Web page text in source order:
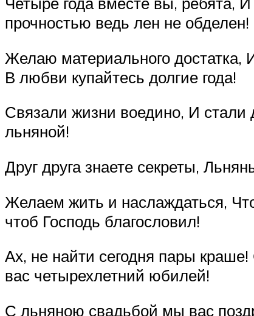
прочностью ведь лен не обделен!
Желаю материального достатка,
В любви купайтесь долгие года!
Связали жизни воедино, И
льняной!
Друг друга знаете секреты,
Желаем жить и наслаждаться,
чтоб Господь благословил!
Ах, не найти сегодня пары
вас четырехлетний юбилей!
С льняною свадьбой мы вас